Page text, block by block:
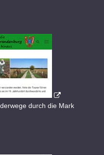
durch die Mark